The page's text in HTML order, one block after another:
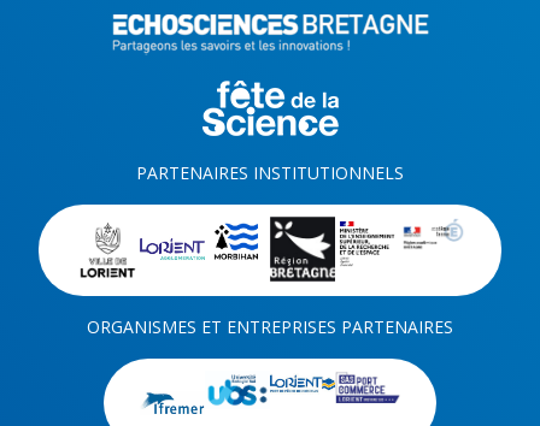
PARTENAIRES INSTITUTIONNELS
ORGANISMES ET ENTREPRISES PARTENAIRES